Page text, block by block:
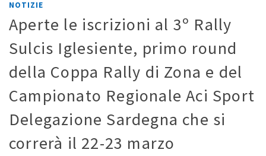
NOTIZIE
Aperte le iscrizioni al 3º Rally
Sulcis Iglesiente, primo round
della Coppa Rally di Zona e del
Campionato Regionale Aci Sport
Delegazione Sardegna che si
correrà il 22-23 marzo